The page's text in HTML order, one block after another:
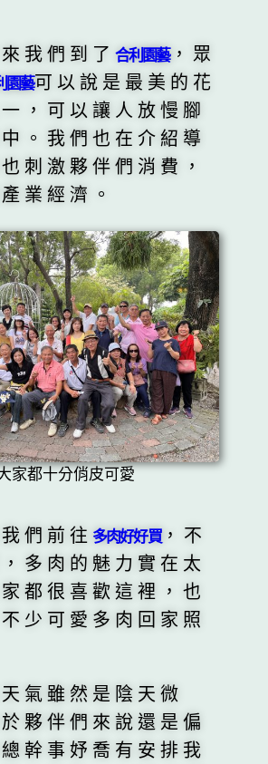
們到了 合利園藝，眾
園藝可以說是最美的花
，可以讓人放慢腳
。我們也在介紹導
刺激夥伴們消費，
業經濟。
家都十分俏皮可愛
前往 多肉好好買，不
多肉的魅力實在太
都很喜歡這裡，也
少可愛多肉回家照
雖然是陰天微
夥伴們來說還是偏
幹事妤喬有安排我